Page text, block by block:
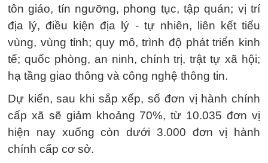
tôn giáo, tín ngưỡng, phong tục, tập quán; vị trí
địa lý, điều kiện địa lý - tự nhiên, liên kết tiểu
vùng, vùng tỉnh; quy mô, trình độ phát triển kinh
tế; quốc phòng, an ninh, chính trị, trật tự xã hội;
hạ tầng giao thông và công nghệ thông tin.
Dự kiến, sau khi sắp xếp, số đơn vị hành chính
cấp xã sẽ giảm khoảng 70%, từ 10.035 đơn vị
hiện nay xuống còn dưới 3.000 đơn vị hành
chính cấp cơ sở.